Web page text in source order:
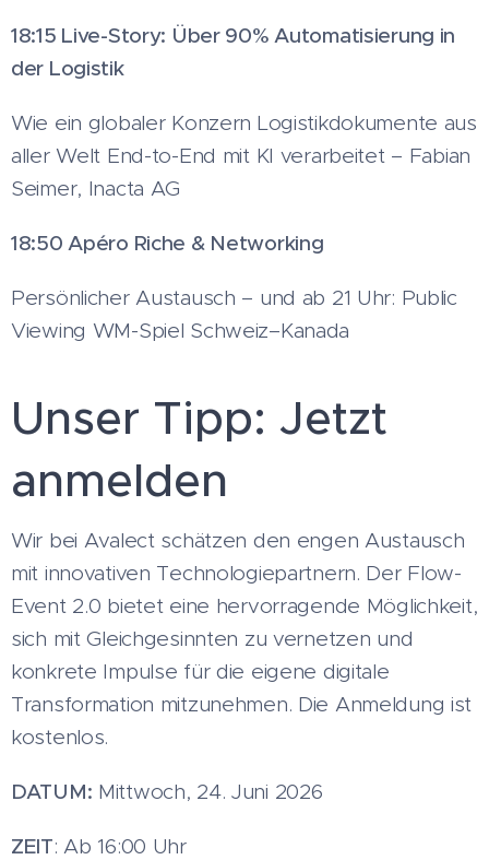
18:15 Live-Story: Über 90% Automatisierung in
der Logistik
Wie ein globaler Konzern Logistikdokumente aus
aller Welt End-to-End mit KI verarbeitet – Fabian
Seimer, Inacta AG
18:50 Apéro Riche & Networking
Persönlicher Austausch – und ab 21 Uhr: Public
Viewing WM-Spiel Schweiz–Kanada
Unser Tipp: Jetzt
anmelden
Wir bei Avalect schätzen den engen Austausch
mit innovativen Technologiepartnern. Der Flow-
Event 2.0 bietet eine hervorragende Möglichkeit,
sich mit Gleichgesinnten zu vernetzen und
konkrete Impulse für die eigene digitale
Transformation mitzunehmen. Die Anmeldung ist
kostenlos.
DATUM: Mittwoch, 24. Juni 2026
ZEIT: Ab 16:00 Uhr